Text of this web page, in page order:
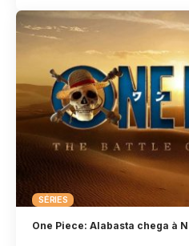
SÉRIES
One Piece: Alabasta chega à